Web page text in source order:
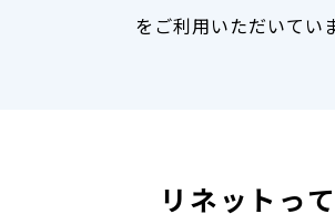
をご利用いただいてい
リネットって